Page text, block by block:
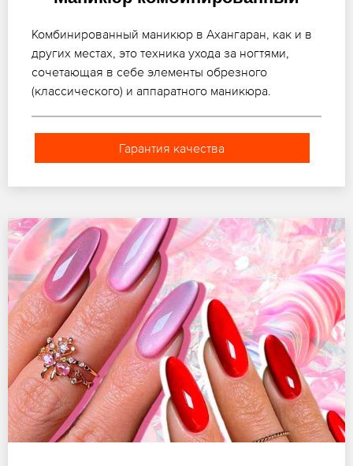
Комбинированный маникюр в Ахангаран, как и в
других местах, это техника ухода за ногтями,
сочетающая в себе элементы обрезного
(классического) и аппаратного маникюра.
Гарантия качества